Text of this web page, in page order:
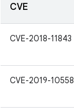
CVE
CVE-2018-11843
CVE-2019-10558